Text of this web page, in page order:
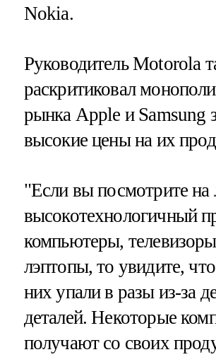
Nokia.
Руководитель Motorola
раскритиковал
рынка Apple и Samsung
высокие цены на их
"Если вы посмотрите
высокотехнологичный
компьютеры,
лэптопы, то увидите,
них упали в разы из-за
деталей. Некоторые
получают со своих